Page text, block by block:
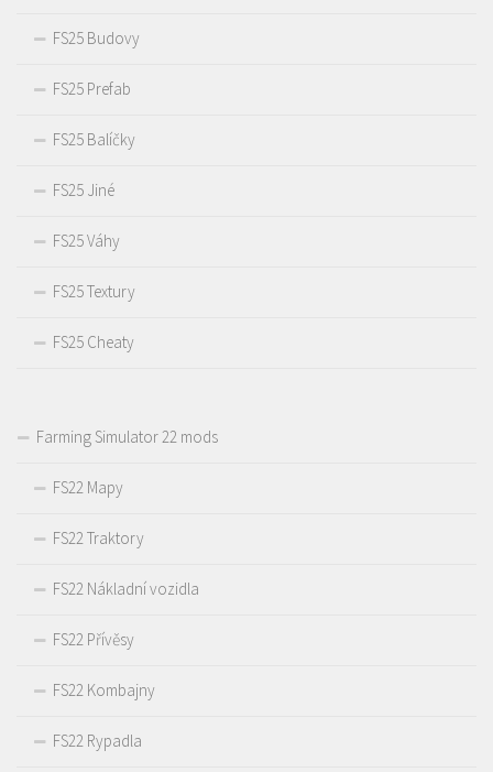
FS25 Budovy
FS25 Prefab
FS25 Balíčky
FS25 Jiné
FS25 Váhy
FS25 Textury
FS25 Cheaty
Farming Simulator 22 mods
FS22 Mapy
FS22 Traktory
FS22 Nákladní vozidla
FS22 Přívěsy
FS22 Kombajny
FS22 Rypadla